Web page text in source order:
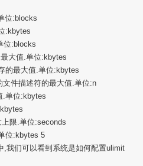
位:blocks
:kbytes
位:blocks
大值.单位:kbytes
的最大值.单位:kbytes
件描述符的最大值.单位:n
.单位:kbytes
限.单位:seconds
位:kbytes 5
,我们可以看到系统是如何配置ulimit